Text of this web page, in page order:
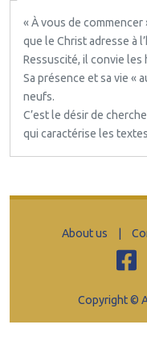
« À vous de commencer
que le Christ adresse à
Ressuscité, il convie les
Sa présence et sa vie «
neufs.
C’est le désir de
qui caractérise les
About us
Copyright ©